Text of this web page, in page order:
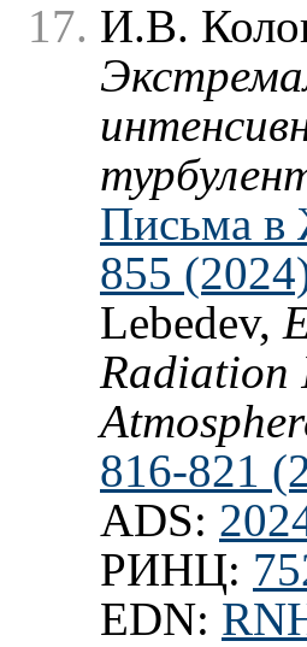
И.В.
Письма
855
Lebedev,
Radiation
816-821
ADS:
РИНЦ:
EDN: